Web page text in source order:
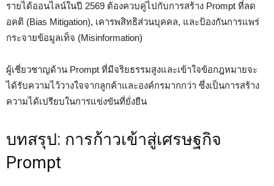
รายได้ออนไลน์ในปี 2569 ต้องควบคู่ไปกับการสร้าง Prompt ที่ลด
อคติ (Bias Mitigation), เคารพสิทธิส่วนบุคคล, และป้องกันการแพร่
กระจายข้อมูลเท็จ (Misinformation)
ผู้เชี่ยวชาญด้าน Prompt ที่มีจริยธรรมสูงและเข้าใจข้อกฎหมายจะ
ได้รับความไว้วางใจจากลูกค้าและองค์กรมากกว่า ซึ่งเป็นการสร้าง
ความได้เปรียบในการแข่งขันที่ยั่งยืน
บทสรุป: การก้าวเข้าสู่เศรษฐกิจ
Prompt